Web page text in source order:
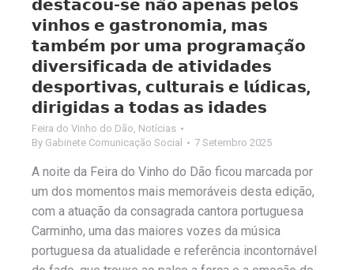
𝗱𝗲𝘀𝘁𝗮𝗰𝗼𝘂-𝘀𝗲 𝗻𝗮̃𝗼 𝗮𝗽𝗲𝗻𝗮𝘀 𝗽𝗲𝗹𝗼𝘀
𝘃𝗶𝗻𝗵𝗼𝘀 𝗲 𝗴𝗮𝘀𝘁𝗿𝗼𝗻𝗼𝗺𝗶𝗮, 𝗺𝗮𝘀
𝘁𝗮𝗺𝗯𝗲́𝗺 𝗽𝗼𝗿 𝘂𝗺𝗮 𝗽𝗿𝗼𝗴𝗿𝗮𝗺𝗮𝗰̧𝗮̃𝗼
𝗱𝗶𝘃𝗲𝗿𝘀𝗶𝗳𝗶𝗰𝗮𝗱𝗮 𝗱𝗲 𝗮𝘁𝗶𝘃𝗶𝗱𝗮𝗱𝗲𝘀
𝗱𝗲𝘀𝗽𝗼𝗿𝘁𝗶𝘃𝗮𝘀, 𝗰𝘂𝗹𝘁𝘂𝗿𝗮𝗶𝘀 𝗲 𝗹𝘂́𝗱𝗶𝗰𝗮𝘀,
𝗱𝗶𝗿𝗶𝗴𝗶𝗱𝗮𝘀 𝗮 𝘁𝗼𝗱𝗮𝘀 𝗮𝘀 𝗶𝗱𝗮𝗱𝗲𝘀
Feira do Vinho do Dão, Notícias
By Gabinete Comunicação Social 7 Setembro 2025
A noite da Feira do Vinho do Dão ficou marcada por
um dos momentos mais memoráveis desta edição,
com a atuação da consagrada cantora portuguesa
Carminho, uma das maiores vozes da música
portuguesa da atualidade e referência incontornável